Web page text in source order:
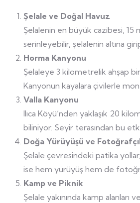
Şelale ve Doğal Havuz
Şelalenin en büyük cazibesi,
serinleyebilir, şelalenin altına
Horma Kanyonu
Şelaleye 3 kilometrelik ahşap
Kanyonun kayalara çivilerle
Valla Kanyonu
Ilıca Köyü’nden yaklaşık 20
biliniyor. Seyir terasından bu
Doğa Yürüyüşü ve
Şelale çevresindeki patika
ise hem yürüyüş hem de
Kamp ve Piknik
Şelale yakınında kamp